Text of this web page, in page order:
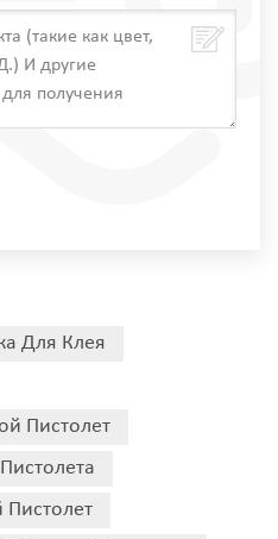
Для Клея
Пистолет